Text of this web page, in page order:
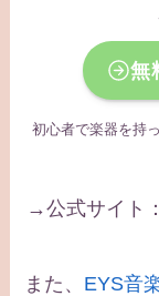
無
初心者で楽器を持
→公式サイト：
また、 EYS音